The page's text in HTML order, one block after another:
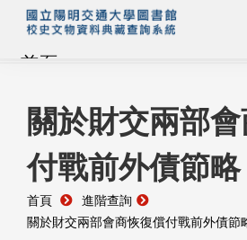
首頁
藏品查詢
校史館簡介
藏品清單全覽
關於財交兩部
付戰前外債節略
首頁
進階查詢
關於財交兩部會商恢復償付戰前外債節